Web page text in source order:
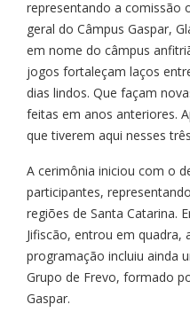
representando a comissão
geral do Câmpus Gaspar,
em nome do câmpus
jogos fortaleçam laços
dias lindos. Que façam
feitas em anos anteriores.
que tiverem aqui nesses
A cerimônia iniciou com o
participantes,
regiões de Santa Catarina.
Jifiscão, entrou em quadra,
programação incluiu ainda
Grupo de Frevo, formado
Gaspar.